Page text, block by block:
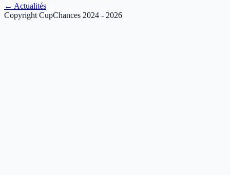
← Actualités
Copyright CupChances 2024 - 2026